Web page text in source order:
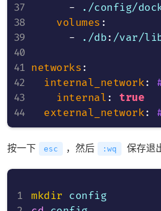
- ./config/
volumes :
- ./db: /var/
networks:
internal_network:
internal:
true
external_network:
按一下 esc ，然后 :wq 保存退
mkdir